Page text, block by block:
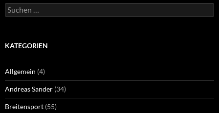
Suchen
nach:
KATEGORIEN
Allgemein (4)
Andreas Sander (34)
Breitensport (55)